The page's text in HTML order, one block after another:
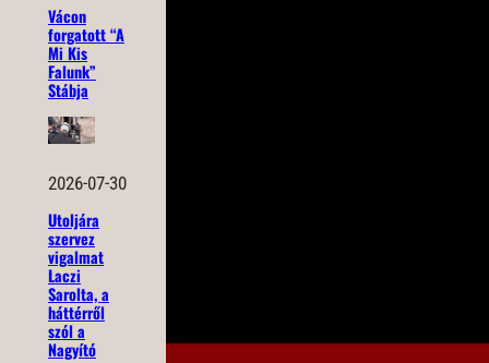
Vácon
forgatott “A
Mi Kis
Falunk”
Stábja
2026-07-30
Utoljára
szervez
vigalmat
Laczi
Sarolta, a
háttérről
szól a
Nagyító